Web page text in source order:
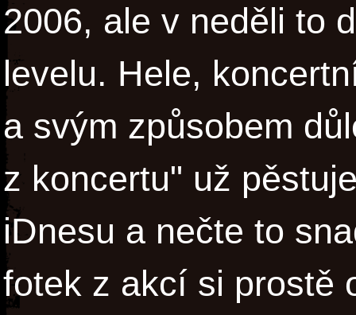
2006, ale v neděli to
levelu. Hele,
a svým způsobem
z koncertu" už
iDnesu a nečte to
fotek z akcí si prostě